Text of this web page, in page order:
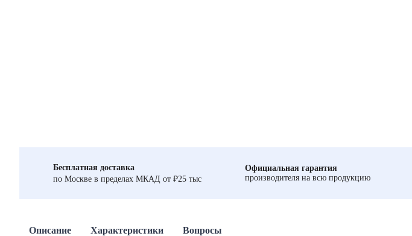
Бесплатная доставка
по Москве в пределах МКАД от ₽25 тыс
Официальная гарантия
производителя на всю продукцию
Описание Характеристики Вопросы